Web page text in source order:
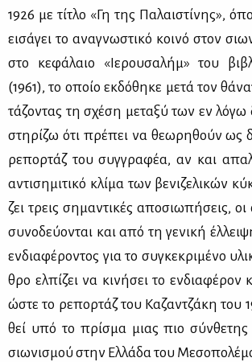
1926 με τί­τλο «Γη της Πα­λαι­στί­νης»,
ει­σά­γει το ανα­γνω­στι­κό κοι­νό στον
στο κε­φά­λαιο «Ιε­ρου­σα­λήμ» του
(1961), το οποίο εκ­δό­θη­κε με­τά τον
τά­ζο­ντας τη σχέ­ση με­τα­ξύ των εν
στη­ρί­ζω ότι πρέ­πει να θε­ω­ρη­θούν ως
ρε­πορ­τάζ του συγ­γρα­φέα, αν και
αντι­ση­μι­τι­κό κλί­μα των βε­νι­ζε­λι­κών
ζει τρεις ση­μα­ντι­κές απο­σιω­πή­σεις,
συ­νο­δεύ­ο­νται και από τη γε­νι­κή
εν­δια­φέ­ρο­ντος για το συ­γκε­κρι­μέ­νο
θρο ελ­πί­ζει να κι­νή­σει το εν­δια­φέ­ρον
ώστε το ρε­πορ­τάζ του Κα­ζαν­τζά­κη του
θεί υπό το πρί­σμα μιας πιο
σιω­νι­σμού στην Ελ­λά­δα του